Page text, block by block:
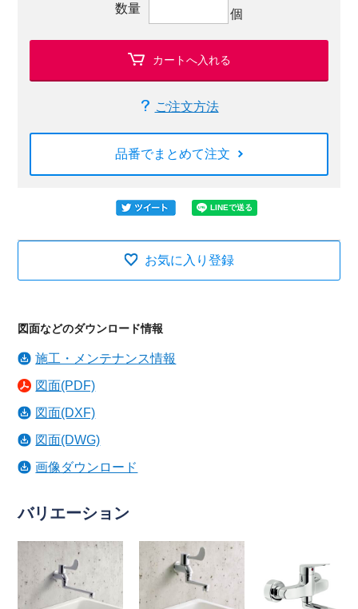
数量 個
カートへ入れる
ご注文方法
品番でまとめて注文
お気に入り登録
図面などのダウンロード情報
施工・メンテナンス情報
図面(PDF)
図面(DXF)
図面(DWG)
画像ダウンロード
バリエーション